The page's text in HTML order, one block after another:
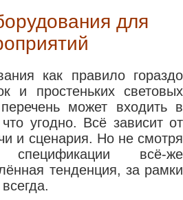
для
как правило гораздо
и простеньких световых
может входить в
угодно. Всё зависит от
и сценария. Но не смотря
всё-же
тенденция, за рамки